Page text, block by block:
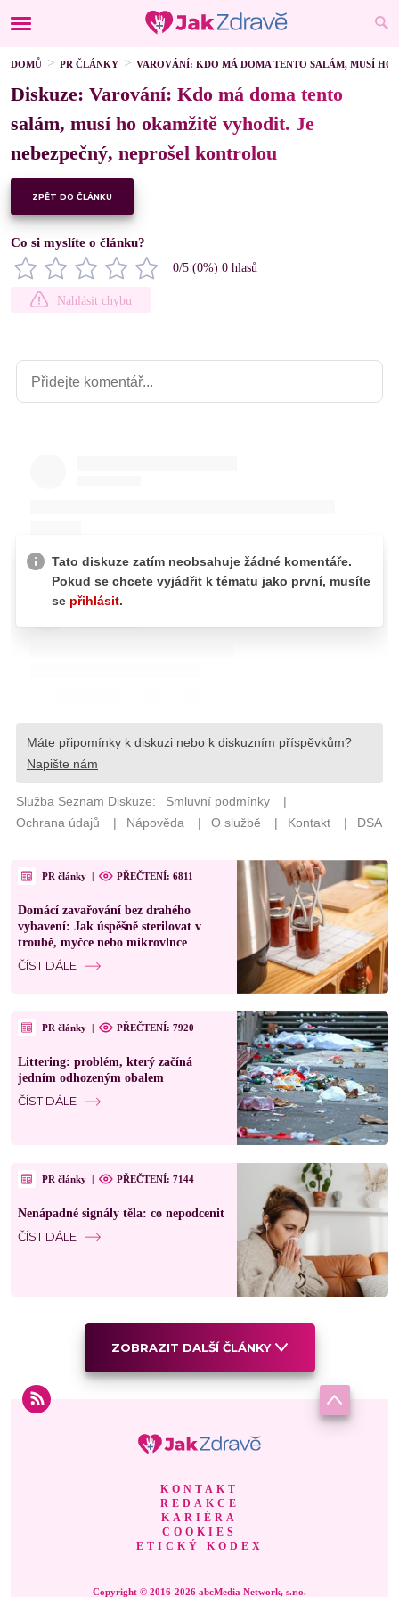
DOMŮ PR ČLÁNKY VAROVÁNÍ: KDO MÁ DOMA TENTO SALÁM, MUSÍ HO
Diskuze: Varování: Kdo má doma tento
salám, musí ho okamžitě vyhodit. Je
nebezpečný, neprošel kontrolou
ZPĚT DO ČLÁNKU
Co si myslíte o článku?
0/5 (0%) 0 hlasů
Nahlásit chybu
PR články | PŘEČTENÍ: 6811
Domácí zavařování bez drahého
vybavení: Jak úspěšně sterilovat v
troubě, myčce nebo mikrovlnce
ČÍST DÁLE
PR články | PŘEČTENÍ: 7920
Littering: problém, který začíná
jedním odhozeným obalem
ČÍST DÁLE
PR články | PŘEČTENÍ: 7144
Nenápadné signály těla: co nepodcenit
ČÍST DÁLE
ZOBRAZIT DALŠÍ ČLÁNKY
KONTAKT
REDAKCE
KARIÉRA
COOKIES
ETICKÝ KODEX
Copyright © 2016-2026 abcMedia Network, s.r.o.